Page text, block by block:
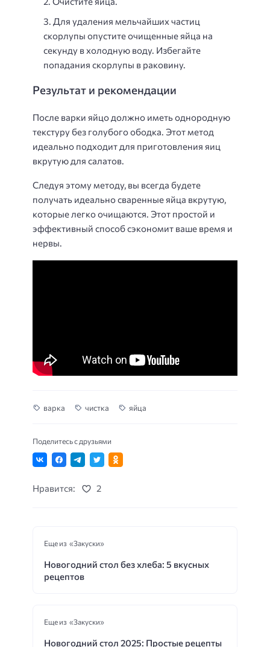
Для удаления мельчайших частиц
скорлупы опустите очищенные яйца на
секунду в холодную воду. Избегайте
попадания скорлупы в раковину.
Результат и рекомендации
После варки яйцо должно иметь однородную
текстуру без голубого ободка. Этот метод
идеально подходит для приготовления яиц
вкрутую для салатов.
Следуя этому методу, вы всегда будете
получать идеально сваренные яйца вкрутую,
которые легко очищаются. Этот простой и
эффективный способ сэкономит ваше время и
нервы.
варка чистка яйца
Поделитесь с друзьями
Нравится: 2
Еще из «Закуски»
Новогодний стол без хлеба: 5 вкусных
рецептов
Еще из «Закуски»
Новогодний стол 2025: Простые рецепты